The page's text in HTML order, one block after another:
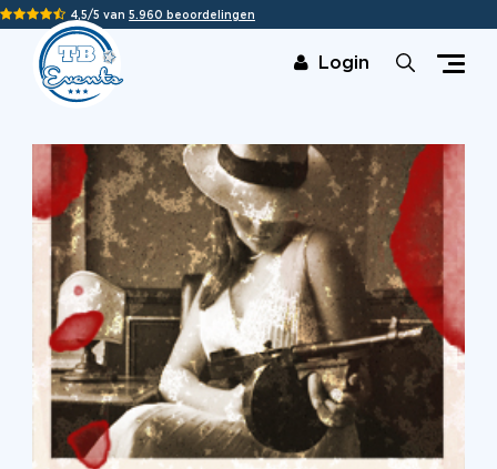
4,5/5 van 5.960 beoordelingen
Login